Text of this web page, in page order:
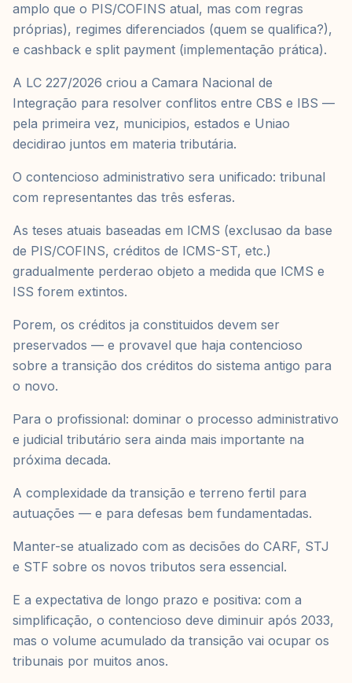
amplo que o PIS/COFINS atual, mas com regras
próprias), regimes diferenciados (quem se qualifica?),
e cashback e split payment (implementação prática).
A LC 227/2026 criou a Camara Nacional de
Integração para resolver conflitos entre CBS e IBS —
pela primeira vez, municipios, estados e Uniao
decidirao juntos em materia tributária.
O contencioso administrativo sera unificado: tribunal
com representantes das três esferas.
As teses atuais baseadas em ICMS (exclusao da base
de PIS/COFINS, créditos de ICMS-ST, etc.)
gradualmente perderao objeto a medida que ICMS e
ISS forem extintos.
Porem, os créditos ja constituidos devem ser
preservados — e provavel que haja contencioso
sobre a transição dos créditos do sistema antigo para
o novo.
Para o profissional: dominar o processo administrativo
e judicial tributário sera ainda mais importante na
próxima decada.
A complexidade da transição e terreno fertil para
autuações — e para defesas bem fundamentadas.
Manter-se atualizado com as decisões do CARF, STJ
e STF sobre os novos tributos sera essencial.
E a expectativa de longo prazo e positiva: com a
simplificação, o contencioso deve diminuir após 2033,
mas o volume acumulado da transição vai ocupar os
tribunais por muitos anos.